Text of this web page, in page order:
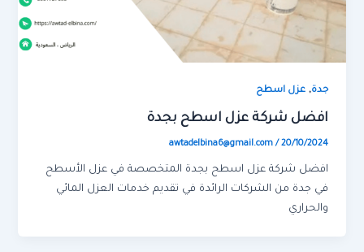
جدة,عزل اسطح
افضل شركة عزل اسطح بجدة
awtadelbina6@gmail.com/ 20/10/2024
افضل شركة عزل اسطح بجدة المتخصصة في عزل الأسطح
في جدة من الشركات الرائدة في تقديم خدمات العزل المائي
والحراري